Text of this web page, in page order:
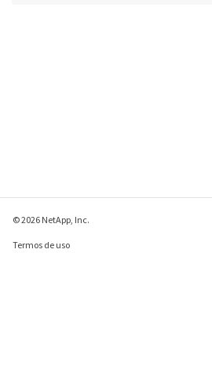
© 2026 NetApp, Inc.
Termos de uso